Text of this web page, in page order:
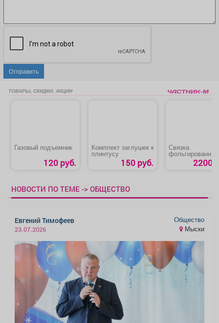
Отправить
ТОВАРЫ, СКИДКИ, АКЦИИ
Газовый подъемник
120 руб.
Комплект заглушек к
плинтусу
150 руб.
Связка
фольгированных
сердец 2200
НОВОСТИ ПО ТЕМЕ -> ОБЩЕСТВО
Евгений Тимофеев
23.07.2026
Общество
Мыски